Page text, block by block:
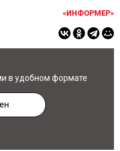
«ИНФОРМЕР»
в удобном формате